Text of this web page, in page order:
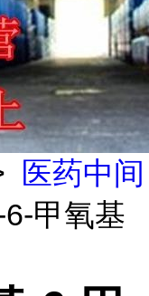
医药中间
甲氧基